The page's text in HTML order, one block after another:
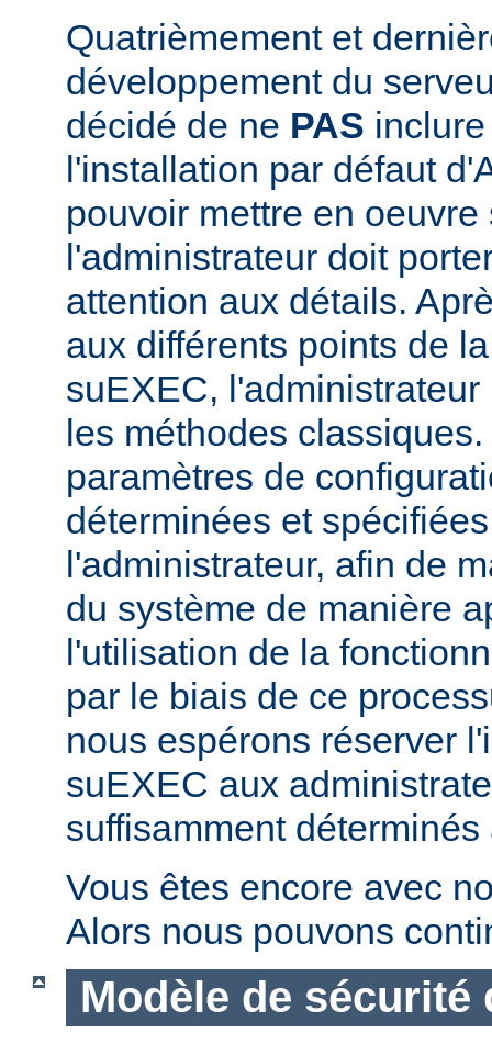
Quatrièmement et
développement du
décidé de ne PAS
l'installation par défaut
pouvoir mettre en oeuvre
l'administrateur doit
attention aux détails.
aux différents points de
suEXEC,
les méthodes
paramètres de
déterminées et
l'administrateur, afin de
du système de manière
l'utilisation de la
par le biais de ce
nous espérons réserver
suEXEC aux
suffisamment
Vous êtes encore avec
Alors nous pouvons
Modèle de sécurité